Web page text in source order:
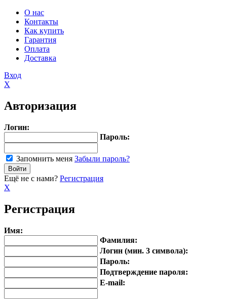
О нас
Контакты
Как купить
Гарантия
Оплата
Доставка
Вход
X
Авторизация
Логин:
Пароль:
Запомнить меня Забыли пароль?
Ещё не с нами? Регистрация
X
Регистрация
Имя:
Фамилия:
Логин (мин. 3 символа):
Пароль:
Подтверждение пароля:
E-mail: